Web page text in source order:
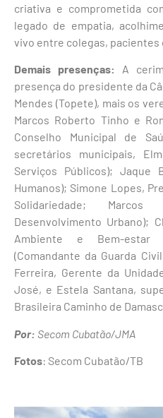
criativa e comprometida
legado de empatia,
vivo entre colegas, pacientes
Demais presenças: A
presença do presidente da
Mendes (Topete), mais os
Marcos Roberto Tinho e
Conselho Municipal de
secretários municipais,
Serviços Públicos); Jaque
Humanos); Simone Lopes,
Solidariedade;
Desenvolvimento Urbano);
Ambiente e Bem-estar
(Comandante da Guarda
Ferreira, Gerente da
José, e Estela Santana,
Brasileira Caminho de
Por: Secom Cubatão/JMA
Fotos: Secom Cubatão/TB